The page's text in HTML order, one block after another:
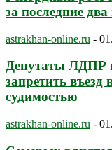
за последние два
astrakhan-online.ru -
Депутаты ЛДПР
запретить
судимостью
astrakhan-online.ru -